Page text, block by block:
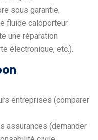
sous garantie.
fluide caloporteur.
une réparation
électronique, etc.).
entreprises (comparer
assurances (demander